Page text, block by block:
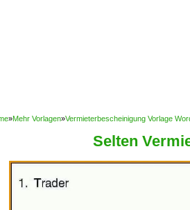
»Mehr Vorlagen»Vermieterbescheinigung Vorlage
Selten